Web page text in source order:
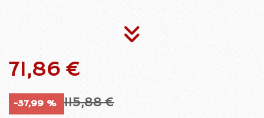
71,86 €
-37,99 % 115,88 €